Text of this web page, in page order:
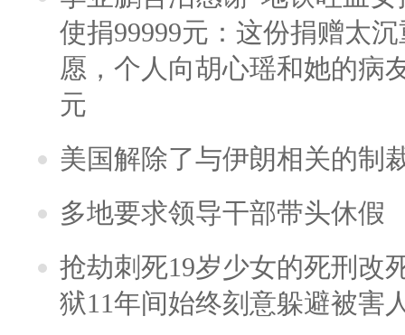
使捐99999元：这份捐赠太
愿，个人向胡心瑶和她的病
元
美国解除了与伊朗相关的制
多地要求领导干部带头休假
抢劫刺死19岁少女的死刑改
狱11年间始终刻意躲避被害